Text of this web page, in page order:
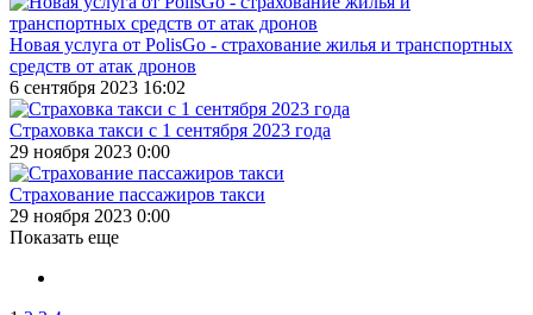
Новая услуга от PolisGo - страхование жилья и транспортных
средств от атак дронов
6 сентября 2023 16:02
Cтраховка такси с 1 сентября 2023 года
29 ноября 2023 0:00
Cтрахование пассажиров такси
29 ноября 2023 0:00
Показать еще